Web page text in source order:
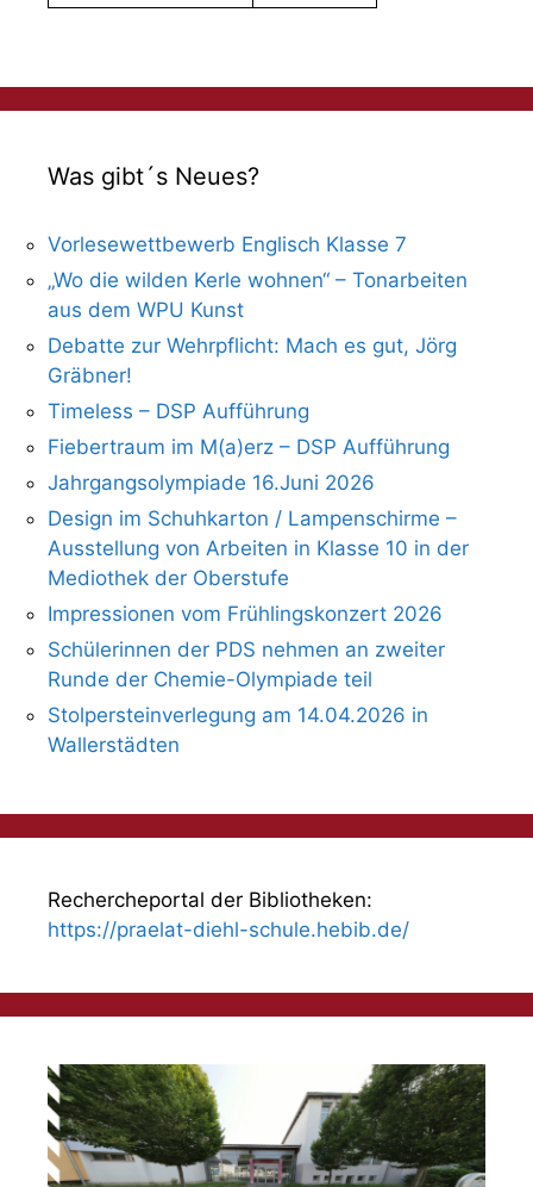
Was gibt´s Neues?
Vorlesewettbewerb Englisch Klasse 7
„Wo die wilden Kerle wohnen“ – Tonarbeiten
aus dem WPU Kunst
Debatte zur Wehrpflicht: Mach es gut, Jörg
Gräbner!
Timeless – DSP Aufführung
Fiebertraum im M(a)erz – DSP Aufführung
Jahrgangsolympiade 16.Juni 2026
Design im Schuhkarton / Lampenschirme –
Ausstellung von Arbeiten in Klasse 10 in der
Mediothek der Oberstufe
Impressionen vom Frühlingskonzert 2026
Schülerinnen der PDS nehmen an zweiter
Runde der Chemie-Olympiade teil
Stolpersteinverlegung am 14.04.2026 in
Wallerstädten
Rechercheportal der Bibliotheken:
https://praelat-diehl-schule.hebib.de/